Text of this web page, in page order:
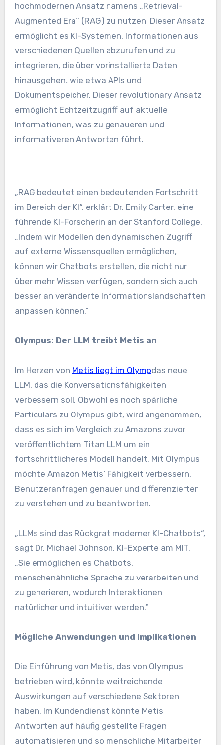
hochmodernen Ansatz namens „Retrieval-
Augmented Era“ (RAG) zu nutzen. Dieser Ansatz
ermöglicht es KI-Systemen, Informationen aus
verschiedenen Quellen abzurufen und zu
integrieren, die über vorinstallierte Daten
hinausgehen, wie etwa APIs und
Dokumentspeicher. Dieser revolutionary Ansatz
ermöglicht Echtzeitzugriff auf aktuelle
Informationen, was zu genaueren und
informativeren Antworten führt.
„RAG bedeutet einen bedeutenden Fortschritt
im Bereich der KI“, erklärt Dr. Emily Carter, eine
führende KI-Forscherin an der Stanford College.
„Indem wir Modellen den dynamischen Zugriff
auf externe Wissensquellen ermöglichen,
können wir Chatbots erstellen, die nicht nur
über mehr Wissen verfügen, sondern sich auch
besser an veränderte Informationslandschaften
anpassen können.“
Olympus: Der LLM treibt Metis an
Im Herzen von Metis liegt im Olympdas neue
LLM, das die Konversationsfähigkeiten
verbessern soll. Obwohl es noch spärliche
Particulars zu Olympus gibt, wird angenommen,
dass es sich im Vergleich zu Amazons zuvor
veröffentlichtem Titan LLM um ein
fortschrittlicheres Modell handelt. Mit Olympus
möchte Amazon Metis‘ Fähigkeit verbessern,
Benutzeranfragen genauer und differenzierter
zu verstehen und zu beantworten.
„LLMs sind das Rückgrat moderner KI-Chatbots“,
sagt Dr. Michael Johnson, KI-Experte am MIT.
„Sie ermöglichen es Chatbots,
menschenähnliche Sprache zu verarbeiten und
zu generieren, wodurch Interaktionen
natürlicher und intuitiver werden.“
Mögliche Anwendungen und Implikationen
Die Einführung von Metis, das von Olympus
betrieben wird, könnte weitreichende
Auswirkungen auf verschiedene Sektoren
haben. Im Kundendienst könnte Metis
Antworten auf häufig gestellte Fragen
automatisieren und so menschliche Mitarbeiter